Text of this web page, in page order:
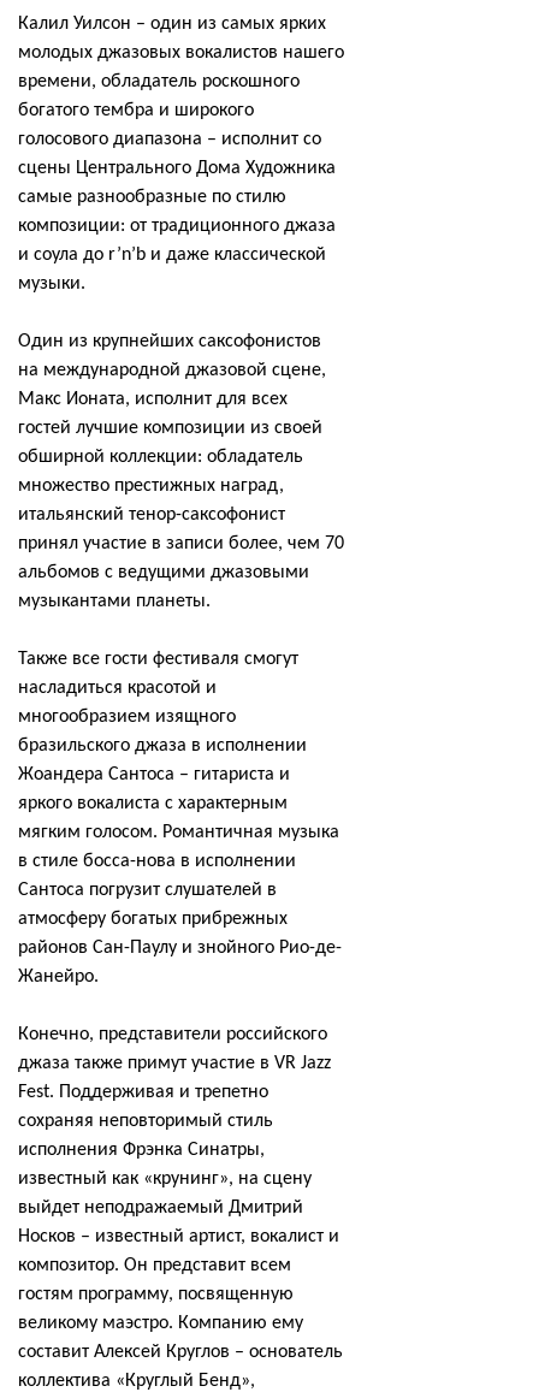
Калил Уилсон – один из самых ярких
молодых джазовых вокалистов нашего
времени, обладатель роскошного
богатого тембра и широкого
голосового диапазона – исполнит со
сцены Центрального Дома Художника
самые разнообразные по стилю
композиции: от традиционного джаза
и соула до r’n’b и даже классической
музыки.
Один из крупнейших саксофонистов
на международной джазовой сцене,
Макс Ионата, исполнит для всех
гостей лучшие композиции из своей
обширной коллекции: обладатель
множество престижных наград,
итальянский тенор-саксофонист
принял участие в записи более, чем 70
альбомов с ведущими джазовыми
музыкантами планеты.
Также все гости фестиваля смогут
насладиться красотой и
многообразием изящного
бразильского джаза в исполнении
Жоандера Сантоса – гитариста и
яркого вокалиста с характерным
мягким голосом. Романтичная музыка
в стиле босса-нова в исполнении
Сантоса погрузит слушателей в
атмосферу богатых прибрежных
районов Сан-Паулу и знойного Рио-де-
Жанейро.
Конечно, представители российского
джаза также примут участие в VR Jazz
Fest. Поддерживая и трепетно
сохраняя неповторимый стиль
исполнения Фрэнка Синатры,
известный как «крунинг», на сцену
выйдет неподражаемый Дмитрий
Носков – известный артист, вокалист и
композитор. Он представит всем
гостям программу, посвященную
великому маэстро. Компанию ему
составит Алексей Круглов – основатель
коллектива «Круглый Бенд»,